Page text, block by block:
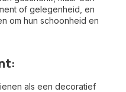
of gelegenheid, en
om hun schoonheid en
als een decoratief